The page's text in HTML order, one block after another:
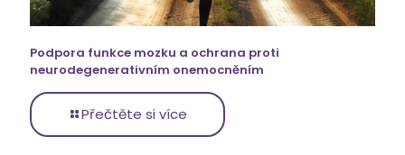
Podpora funkce mozku a ochrana proti
neurodegenerativním onemocněním
Přečtěte si více